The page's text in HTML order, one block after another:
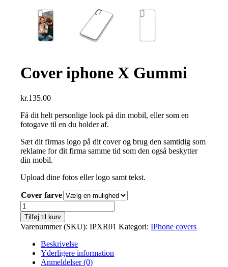
Cover iphone X Gummi
kr.135.00
Få dit helt personlige look på din mobil, eller som en
fotogave til en du holder af.
Sæt dit firmas logo på dit cover og brug den samtidig som
reklame for dit firma samme tid som den også beskytter
din mobil.
Upload dine fotos eller logo samt tekst.
Cover farve
Cover
iphone
X
Gummi
antal
Tilføj til kurv
Varenummer (SKU):IPXR01 Kategori:IPhone covers
Beskrivelse
Yderligere information
Anmeldelser (0)